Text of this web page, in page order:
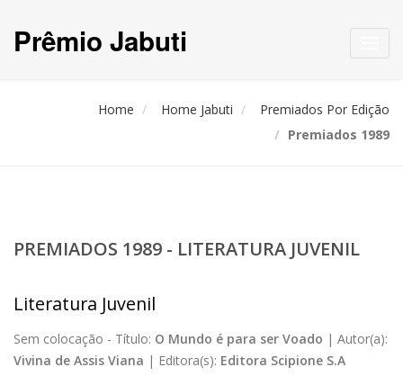
Prêmio Jabuti
Home Home Jabuti
Premiados Por Edição
Premiados 1989
PREMIADOS 1989 - LITERATURA JUVENIL
Literatura Juvenil
Sem colocação - Título: O Mundo é para ser Voado | Autor(a):
Vivina de Assis Viana | Editora(s): Editora Scipione S.A